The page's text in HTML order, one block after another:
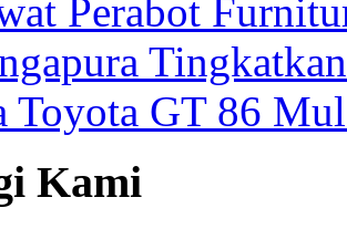
Perabot
Toyota GT 86
Kami